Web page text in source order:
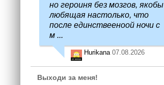
но героиня без мозгов, якобы
любящая настолько, что
после единствееноой ночи с
м ...
Hurikana 07.08.2026
Выходи за меня!